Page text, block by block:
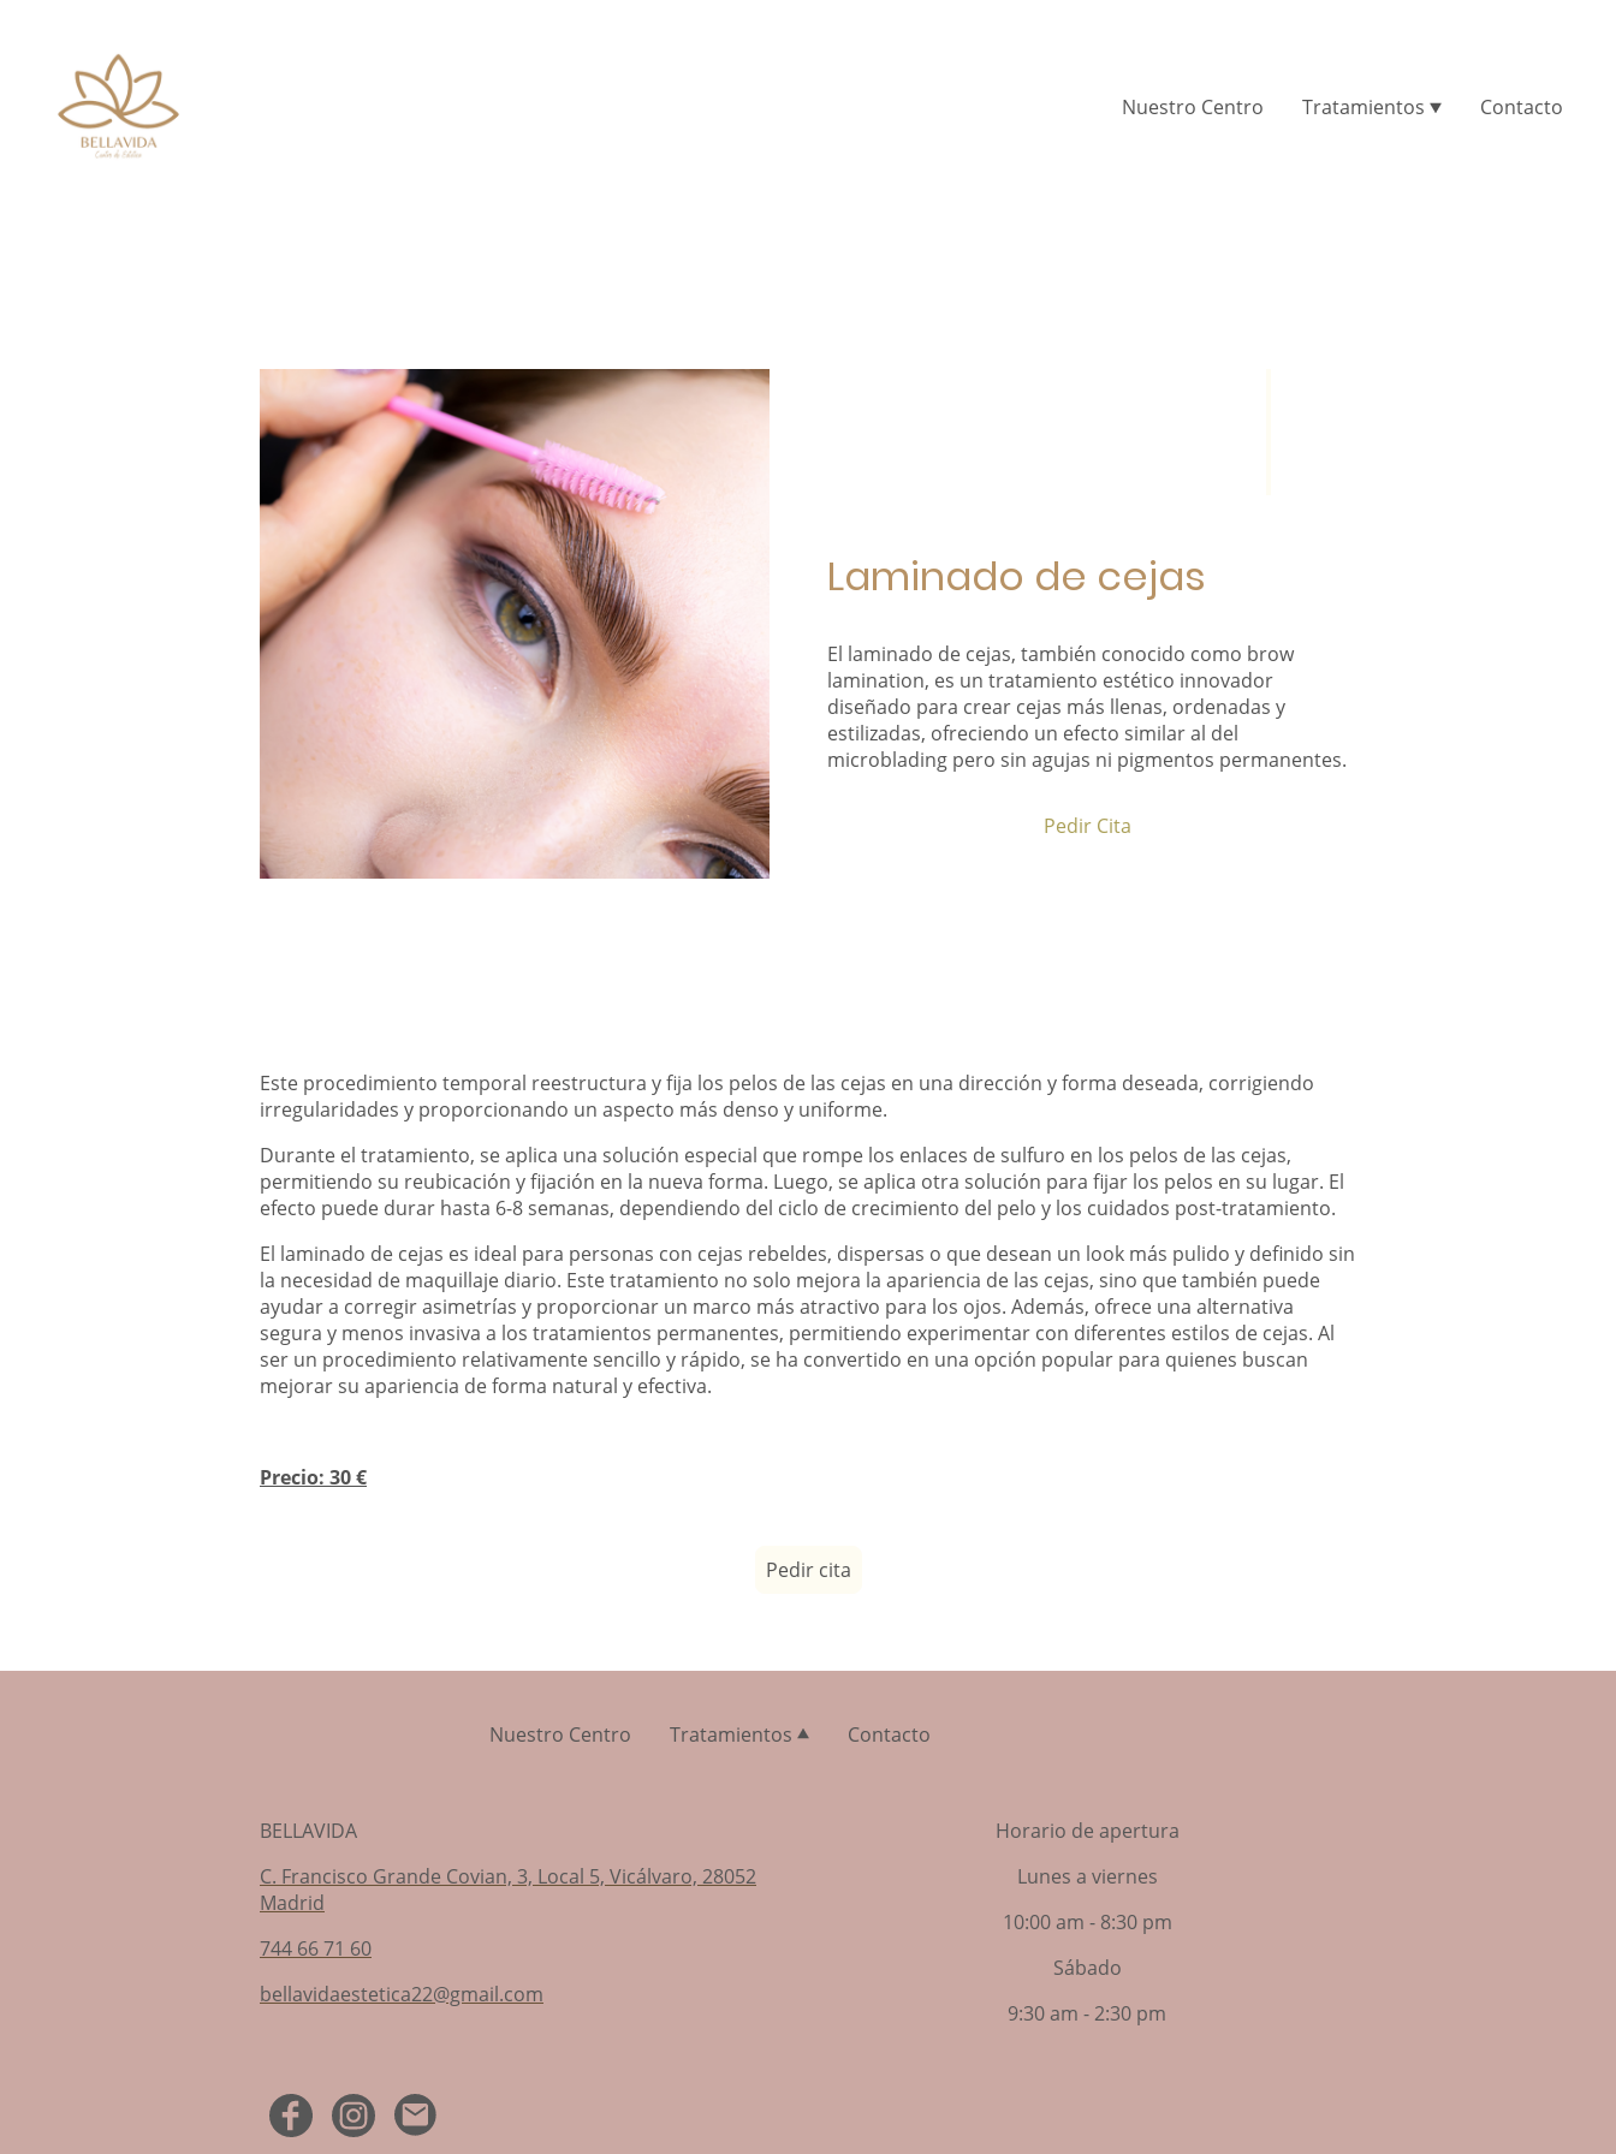
Nuestro Centro Tratamientos Contacto
Laminado de cejas
El laminado de cejas, también conocido como brow
lamination, es un tratamiento estético innovador
diseñado para crear cejas más llenas, ordenadas y
estilizadas, ofreciendo un efecto similar al del
microblading pero sin agujas ni pigmentos permanentes.
Pedir Cita
Este procedimiento temporal reestructura y fija los pelos de las cejas en una dirección y forma deseada, corrigiendo
irregularidades y proporcionando un aspecto más denso y uniforme.
Durante el tratamiento, se aplica una solución especial que rompe los enlaces de sulfuro en los pelos de las cejas,
permitiendo su reubicación y fijación en la nueva forma. Luego, se aplica otra solución para fijar los pelos en su lugar. El
efecto puede durar hasta 6-8 semanas, dependiendo del ciclo de crecimiento del pelo y los cuidados post-tratamiento.
El laminado de cejas es ideal para personas con cejas rebeldes, dispersas o que desean un look más pulido y definido sin
la necesidad de maquillaje diario. Este tratamiento no solo mejora la apariencia de las cejas, sino que también puede
ayudar a corregir asimetrías y proporcionar un marco más atractivo para los ojos. Además, ofrece una alternativa
segura y menos invasiva a los tratamientos permanentes, permitiendo experimentar con diferentes estilos de cejas. Al
ser un procedimiento relativamente sencillo y rápido, se ha convertido en una opción popular para quienes buscan
mejorar su apariencia de forma natural y efectiva.
Precio: 30 €
Pedir cita
Nuestro Centro Tratamientos Contacto
BELLAVIDA
C. Francisco Grande Covian, 3, Local 5, Vicálvaro, 28052
Madrid
744 66 71 60
bellavidaestetica22@gmail.com
Horario de apertura
Lunes a viernes
10:00 am - 8:30 pm
Sábado
9:30 am - 2:30 pm